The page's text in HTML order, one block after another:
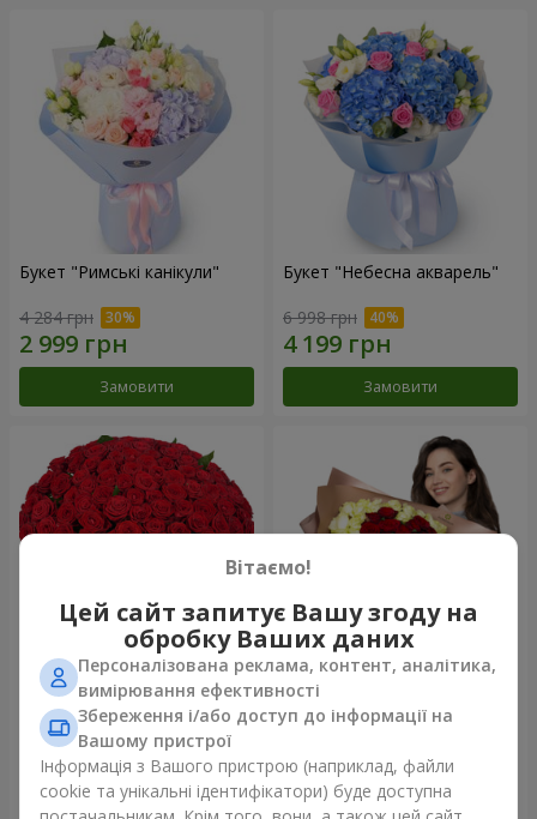
Букет "Римські канікули"
4 284 грн
Замовити
Букет "Небесна акварель"
6 998 грн
Замовити
101 червона троянда
10 362 грн
Замовити
Букет "Серце - серцю"
Замовити
Вітаємо!
Цей сайт запитує Вашу згоду на
обробку Ваших даних
Персоналізована реклама, контент, аналітика,
вимірювання ефективності
Збереження і/або доступ до інформації на
Вашому пристрої
Інформація з Вашого пристрою (наприклад, файли
cookie та унікальні ідентифікатори) буде доступна